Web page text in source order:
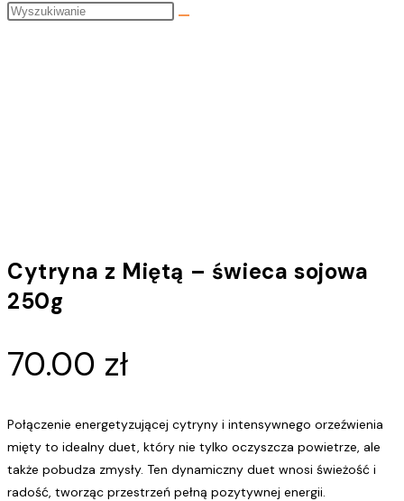
Cytryna z Miętą – świeca sojowa
250g
70.00 zł
Połączenie energetyzującej cytryny i intensywnego orzeźwienia
mięty to idealny duet, który nie tylko oczyszcza powietrze, ale
także pobudza zmysły. Ten dynamiczny duet wnosi świeżość i
radość, tworząc przestrzeń pełną pozytywnej energii.